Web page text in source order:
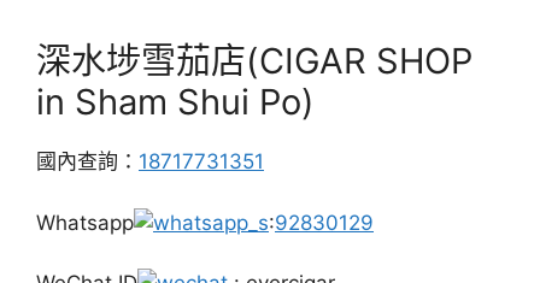
深水埗雪茄店(CIGAR SHOP
in Sham Shui Po)
國內查詢： 18717731351
Whatsapp :92830129